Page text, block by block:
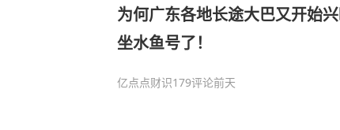
为何广东各地长途大巴又开始
坐水鱼号了！
亿点点财识179评论前天